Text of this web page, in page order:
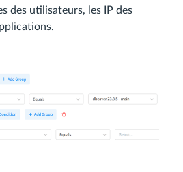
des utilisateurs, les IP des